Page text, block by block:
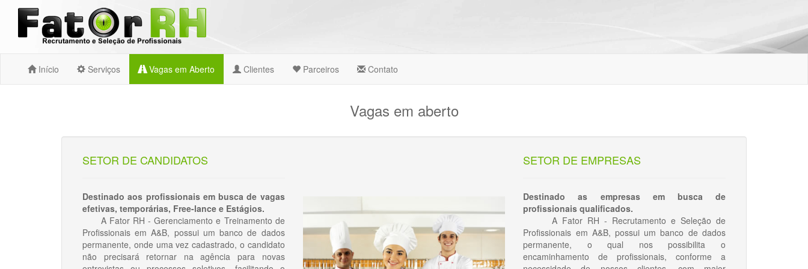
Início Serviços Vagas em Aberto Clientes Parceiros Contato
Vagas em aberto
SETOR DE CANDIDATOS
Destinado aos profissionais em busca de vagas
efetivas, temporárias, Free-lance e Estágios.
A Fator RH - Gerenciamento e Treinamento de
Profissionais em A&B, possui um banco de dados
permanente, onde uma vez cadastrado, o candidato
não precisará retornar na agência para novas
SETOR DE EMPRESAS
Destinado as empresas em busca de
profissionais qualificados.
A Fator RH - Recrutamento e Seleção de
Profissionais em A&B, possui um banco de dados
permanente, o qual nos possibilita o
encaminhamento de profissionais, conforme a